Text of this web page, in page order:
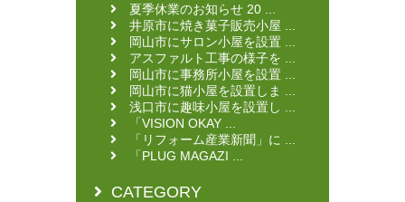
夏季休業のお知らせ 20 ...
井原市に焼き菓子販売小屋 ...
岡山市にサロン小屋を設置 ...
アスファルト工事の様子を ...
岡山市に事務所小屋を設置 ...
岡山市に猫小屋を設置しま ...
浅口市に趣味小屋を設置し ...
「VISION OKAY ...
「リフォーム産業新聞」に ...
「PLUG MAGAZI ...
CATEGORY